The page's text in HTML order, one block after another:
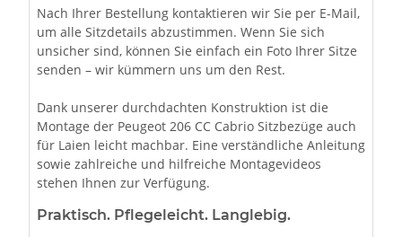
Nach Ihrer Bestellung kontaktieren wir Sie per E-Mail,
um alle Sitzdetails abzustimmen. Wenn Sie sich
unsicher sind, können Sie einfach ein Foto Ihrer Sitze
senden – wir kümmern uns um den Rest.
Dank unserer durchdachten Konstruktion ist die
Montage der Peugeot 206 CC Cabrio Sitzbezüge auch
für Laien leicht machbar. Eine verständliche Anleitung
sowie zahlreiche und hilfreiche Montagevideos
stehen Ihnen zur Verfügung.
Praktisch. Pflegeleicht. Langlebig.